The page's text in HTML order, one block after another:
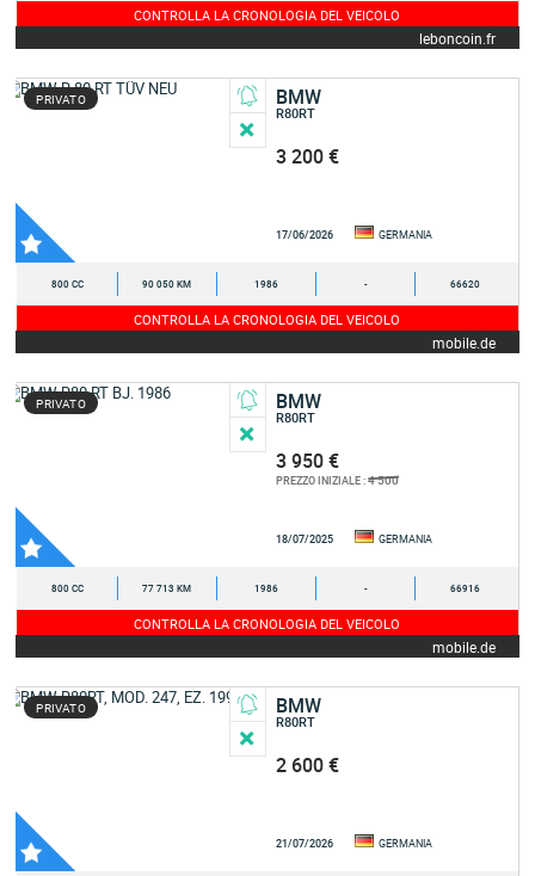
CONTROLLA LA CRONOLOGIA DEL VEICOLO
leboncoin.fr
PRIVATO BMW
R80RT
3 200 €
17/06/2026 GERMANIA
800 CC 90 050 KM 1986 - 66620
CONTROLLA LA CRONOLOGIA DEL VEICOLO
mobile.de
PRIVATO BMW
R80RT
3 950 €
PREZZO INIZIALE :4 500
18/07/2025 GERMANIA
800 CC 77 713 KM 1986 - 66916
CONTROLLA LA CRONOLOGIA DEL VEICOLO
mobile.de
PRIVATO BMW
R80RT
2 600 €
21/07/2026 GERMANIA